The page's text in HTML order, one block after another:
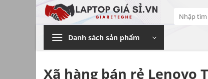
Bỏ
qua
dung
Tìm
kiếm:
Danh sách sản phẩm
Xã hàng bán rẻ Lenovo